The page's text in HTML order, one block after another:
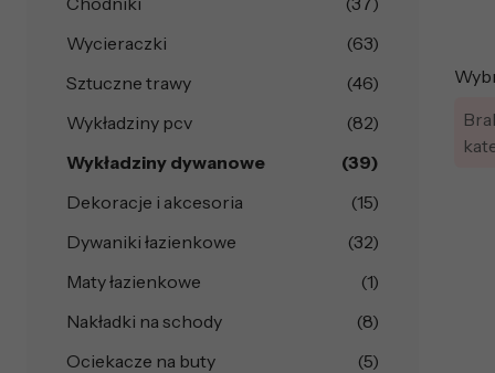
Wycieraczki
(63)
Sztuczne trawy
(46)
Wykładziny pcv
(82)
Wykładziny dywanowe
(39)
Dekoracje i akcesoria
(15)
Dywaniki łazienkowe
(32)
Maty łazienkowe
(1)
Nakładki na schody
(8)
Ociekacze na buty
(5)